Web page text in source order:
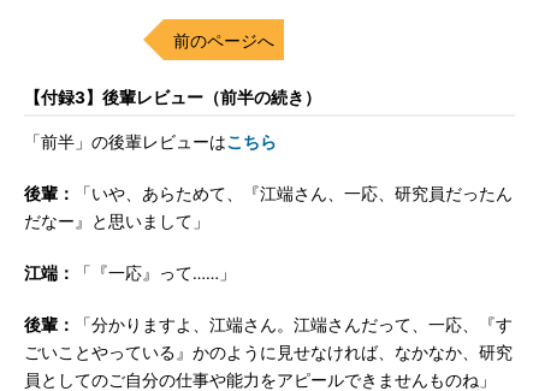
前のページへ
【付録3】後輩レビュー（前半の続き）
「前半」の後輩レビューはこちら
後輩：
「いや、あらためて、『江端さん、一応、研究員だったん
だなー』と思いまして」
江端： 「『一応』って……」
後輩：
「分かりますよ、江端さん。江端さんだって、一応、『す
ごいことやっている』かのように見せなければ、なかなか、研究
員としてのご自分の仕事や能力をアピールできませんものね」